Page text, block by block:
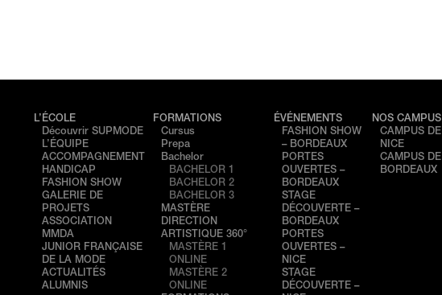
L’ÉCOLE
Découvrir SUPMODE
L’ÉQUIPE
ACCOMPAGNEMENT
HANDICAP
FASHION SHOW
GALERIE DE
PROJETS
ASSOCIATION
MMDA
JUNIOR FRANÇAISE
DE LA MODE
ACTUALITÉS
ALUMNIS
FORMATIONS
Cursus
Prepa
Bachelor
BACHELOR 1
BACHELOR 2
BACHELOR 3
MASTÈRE
DIRECTION
ARTISTIQUE 360°
MASTÈRE 1
ONLINE
MASTÈRE 2
ONLINE
ÉVÉNEMENTS
FASHION SHOW
– BORDEAUX
PORTES
OUVERTES –
BORDEAUX
STAGE
DÉCOUVERTE –
BORDEAUX
PORTES
OUVERTES –
NICE
STAGE
DÉCOUVERTE –
NOS CAMPUS
CAMPUS DE
NICE
CAMPUS DE
BORDEAUX